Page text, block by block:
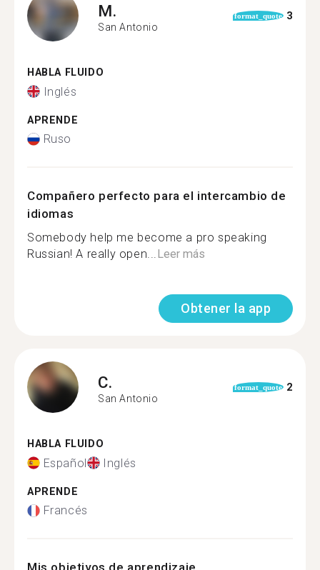
M.
San Antonio
format_quote 3
HABLA FLUIDO
Inglés
APRENDE
Ruso
Compañero perfecto para el intercambio de
idiomas
Somebody help me become a pro speaking
Russian! A really open...Leer más
Obtener la app
C.
San Antonio
format_quote 2
HABLA FLUIDO
Español Inglés
APRENDE
Francés
Mis objetivos de aprendizaje